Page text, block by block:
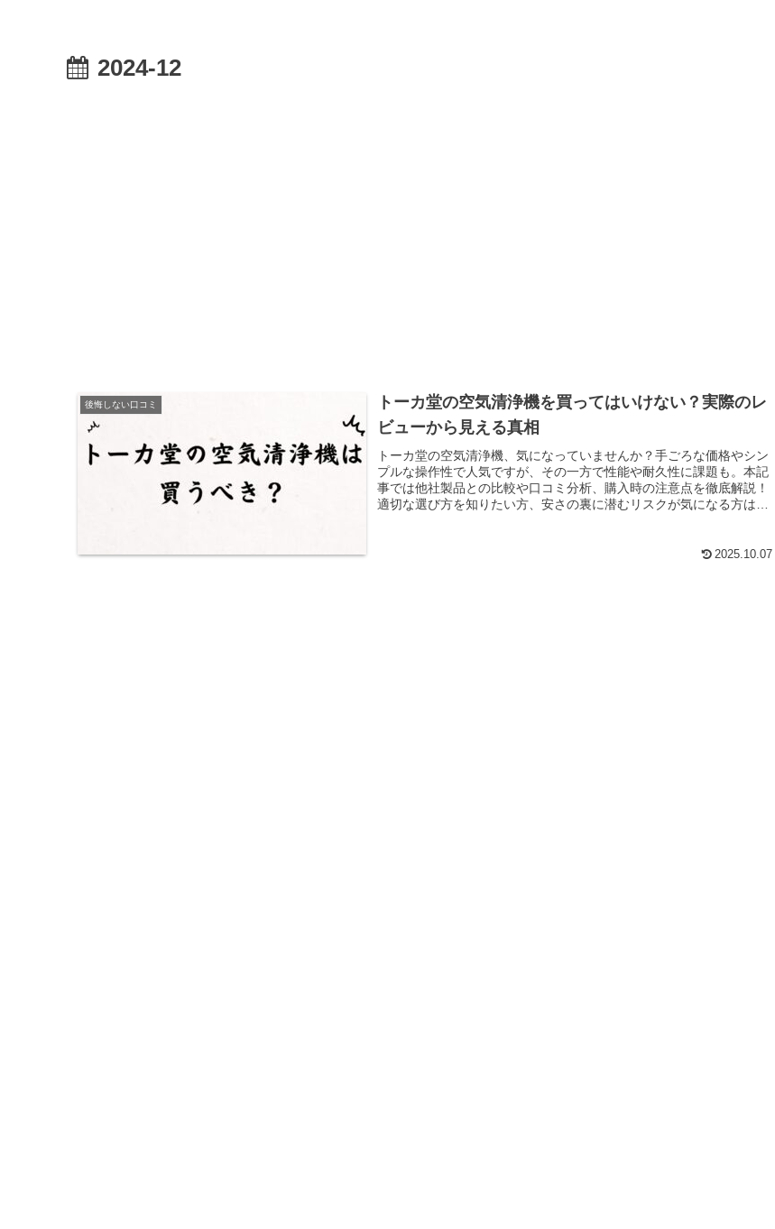
2024-12
後悔しない口コミ
トーカ堂の空気清浄機を買ってはいけない？実際のレ
ビューから見える真相
トーカ堂の空気清浄機、気になっていませんか？手ごろな価格やシン
プルな操作性で人気ですが、その一方で性能や耐久性に課題も。本記
事では他社製品との比較や口コミ分析、購入時の注意点を徹底解説！
適切な選び方を知りたい方、安さの裏に潜むリスクが気になる方は必
2025.10.07